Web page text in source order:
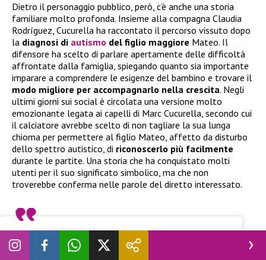
Dietro il personaggio pubblico, però, c’è anche una storia
familiare molto profonda. Insieme alla compagna Claudia
Rodríguez, Cucurella ha raccontato il percorso vissuto dopo
la diagnosi di autismo del figlio maggiore Mateo. Il
difensore ha scelto di parlare apertamente delle difficoltà
affrontate dalla famiglia, spiegando quanto sia importante
imparare a comprendere le esigenze del bambino e trovare il
modo migliore per accompagnarlo nella crescita. Negli
ultimi giorni sui social è circolata una versione molto
emozionante legata ai capelli di Marc Cucurella, secondo cui
il calciatore avrebbe scelto di non tagliare la sua lunga
chioma per permettere al figlio Mateo, affetto da disturbo
dello spettro autistico, di riconoscerlo più facilmente
durante le partite. Una storia che ha conquistato molti
utenti per il suo significato simbolico, ma che non
troverebbe conferma nelle parole del diretto interessato.